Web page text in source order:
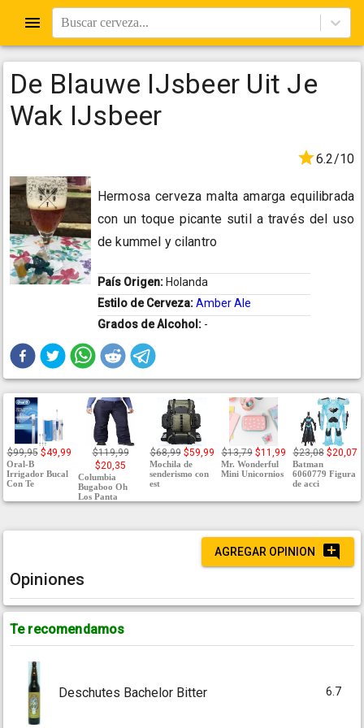
Buscar cerveza...
De Blauwe IJsbeer Uit Je
Wak IJsbeer
6.2/10
Hermosa cerveza malta amarga equilibrada
con un toque picante sutil a través del uso
de kummel y cilantro
País Origen: Holanda
Estilo de Cerveza:Amber Ale
Grados de Alcohol: -
$99,95 $49,99
Oral-B
Irrigador Bucal
Con Te
$119,99
$20,35
Columbia
Bugaboo Oh
Los Panta
$68,99 $59,99
Mochila de
senderismo con
est
$13,79 $11,99
Mr. Wonderful
Mini Unicornios
$23,08 $20,07
Batman
6060779 Figura
de acci
AGREGAR OPINION
Opiniones
Te recomendamos
Deschutes Bachelor Bitter 6.7